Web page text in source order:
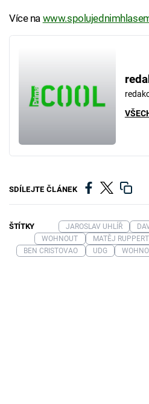
Více na
SDÍLEJTE ČLÁNEK
ŠTÍTKY JAROSLAV UHLÍŘ
WOHNOUT
MATĚJ RUPPERT
BEN CRISTOVAO
UDG